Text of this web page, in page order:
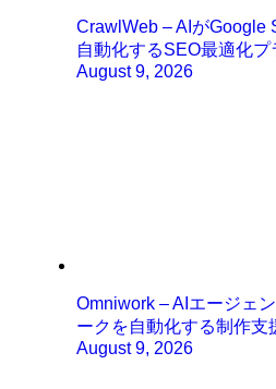
CrawlWeb – AIがGoogle
自動化するSEO最適化プ
August 9, 2026
Omniwork – AIエージェ
ークを自動化する制作支
August 9, 2026